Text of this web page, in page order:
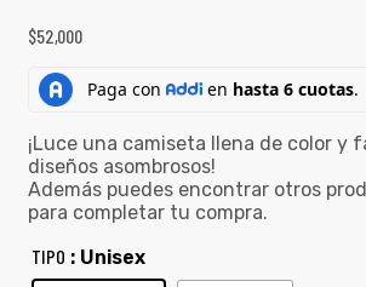
$52,000
¡Luce una camiseta llena de color y
diseños asombrosos!
Además puedes encontrar otros
para completar tu compra.
TIPO : Unisex